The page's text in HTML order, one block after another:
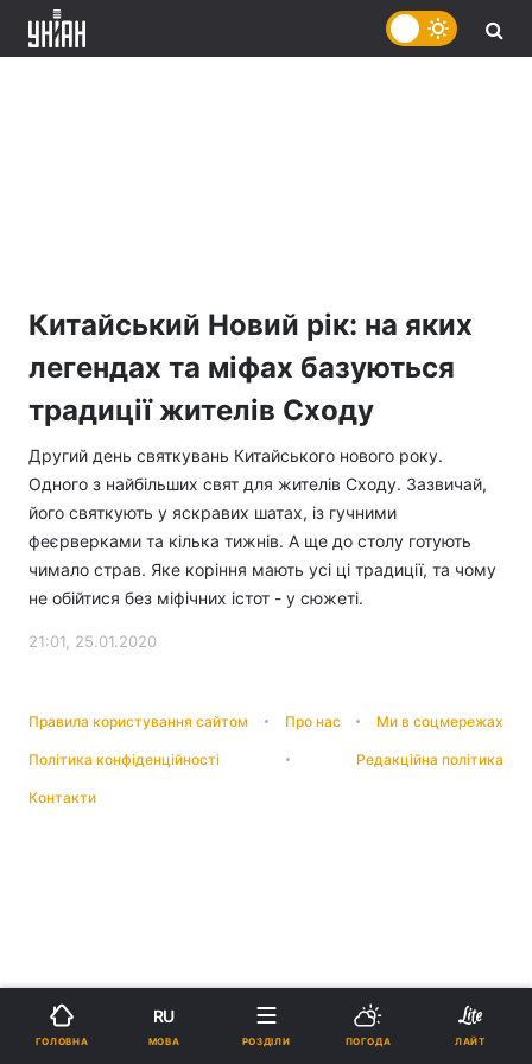
Китайський Новий рік: на яких
легендах та міфах базуються
традиції жителів Сходу
Другий день святкувань Китайського нового року.
Одного з найбільших свят для жителів Сходу. Зазвичай,
його святкують у яскравих шатах, із гучними
феєрверками та кілька тижнів. А ще до столу готують
чимало страв. Яке коріння мають усі ці традиції, та чому
не обійтися без міфічних істот - у сюжеті.
21:01, 25.01.2020
Правила користування сайтом Про нас Ми в соцмережах
Політика конфіденційності Редакційна політика
Контакти
ГОЛОВНА
RU
МОВА РОЗДІЛИ ПОГОДА ЛАЙТ